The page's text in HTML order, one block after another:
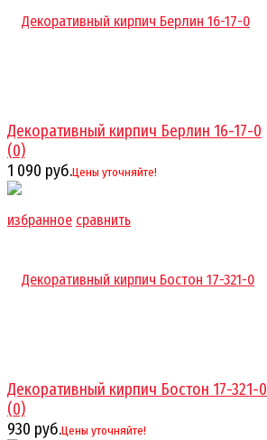
избранное сравнить
Декоративный кирпич Берлин 16-17-0
(0)
1 090 руб.Цены уточняйте!
Декоративный кирпич Бостон 17-321-0
(0)
930 руб.Цены уточняйте!